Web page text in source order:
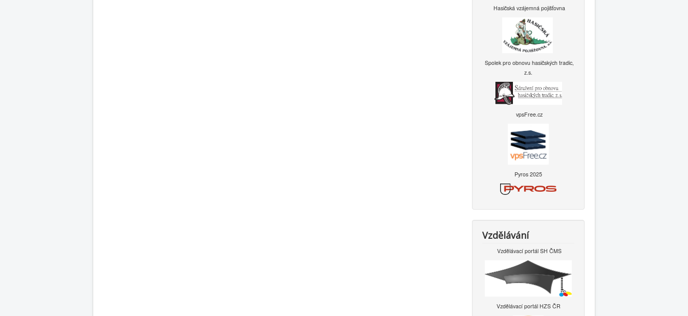
Hasičská vzájemná pojišťovna
Spolek pro obnovu hasičských tradic,
z.s.
vpsFree.cz
Pyros 2025
Vzdělávání
Vzdělávací portál SH ČMS
Vzdělávací portál HZS ČR